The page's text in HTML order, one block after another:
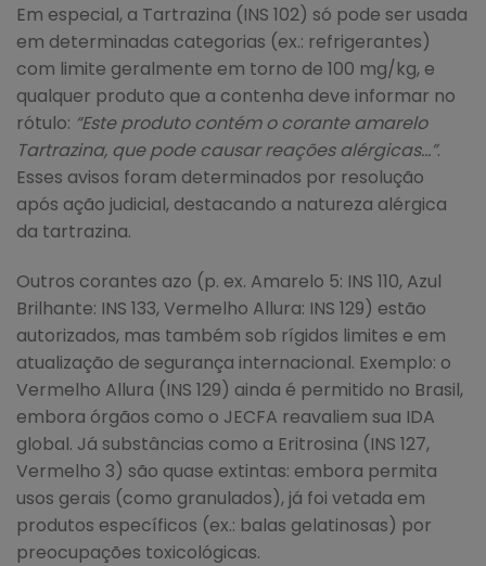
Em especial, a Tartrazina (INS 102) só pode ser usada
em determinadas categorias (ex.: refrigerantes)
com limite geralmente em torno de 100 mg/kg, e
qualquer produto que a contenha deve informar no
rótulo: “Este produto contém o corante amarelo
Tartrazina, que pode causar reações alérgicas…”.
Esses avisos foram determinados por resolução
após ação judicial, destacando a natureza alérgica
da tartrazina.
Outros corantes azo (p. ex. Amarelo 5: INS 110, Azul
Brilhante: INS 133, Vermelho Allura: INS 129) estão
autorizados, mas também sob rígidos limites e em
atualização de segurança internacional. Exemplo: o
Vermelho Allura (INS 129) ainda é permitido no Brasil,
embora órgãos como o JECFA reavaliem sua IDA
global. Já substâncias como a Eritrosina (INS 127,
Vermelho 3) são quase extintas: embora permita
usos gerais (como granulados), já foi vetada em
produtos específicos (ex.: balas gelatinosas) por
preocupações toxicológicas.